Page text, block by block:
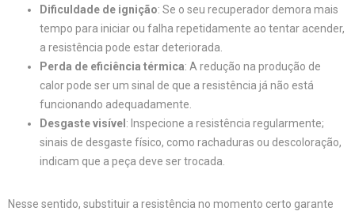
Dificuldade de ignição: Se o seu recuperador demora mais
tempo para iniciar ou falha repetidamente ao tentar acender,
a resistência pode estar deteriorada.
Perda de eficiência térmica: A redução na produção de
calor pode ser um sinal de que a resistência já não está
funcionando adequadamente.
Desgaste visível : Inspecione a resistência regularmente;
sinais de desgaste físico, como rachaduras ou descoloração,
indicam que a peça deve ser trocada.
Nesse sentido, substituir a resistência no momento certo garante